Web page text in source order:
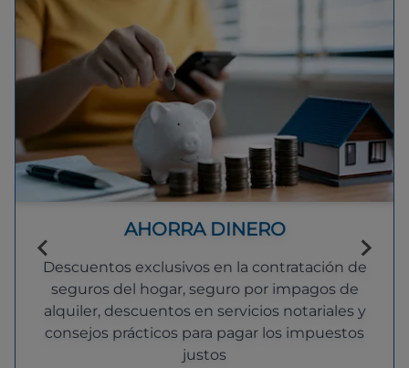
AHORRA DINERO
Descuentos exclusivos en la contratación de
seguros del hogar, seguro por impagos de
alquiler, descuentos en servicios notariales y
consejos prácticos para pagar los impuestos
justos